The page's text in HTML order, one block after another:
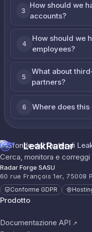
3
How should we
accounts?
4
How should we
employees?
5
What about
partners?
6 Where does
LeakRadar
Cerca, monitora e
Radar Forge SASU
60 rue François 1er, 75008
Conforme GDPR
Prodotto
Documentazione API ↗